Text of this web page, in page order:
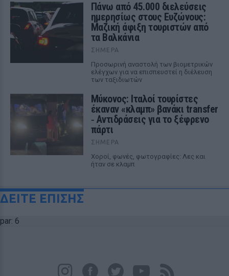
Πάνω από 45.000 διελεύσεις
ημερησίως στους Ευζώνους:
Μαζική άφιξη τουριστών από
τα Βαλκάνια
ΣΉΜΕΡΑ
Προσωρινή αναστολή των βιομετρικών
ελέγχων για να επισπευστεί η διέλευση
των ταξιδιωτών
Μύκονος: Ιταλοί τουρίστες
έκαναν «κλαμπ» βανάκι transfer
‑ Αντιδράσεις για το ξέφρενο
πάρτι
ΣΉΜΕΡΑ
Χοροί, φωνές, φωτογραφίες: Λες και
ήταν σε κλαμπ
ΔΕΙΤΕ ΕΠΙΣΗΣ
par: 6